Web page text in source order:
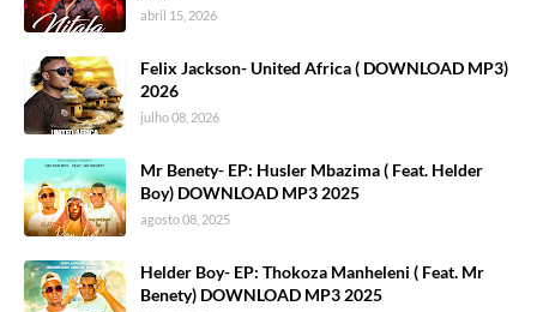
abril 15, 2026
Felix Jackson- United Africa ( DOWNLOAD MP3)
2026
julho 08, 2026
Mr Benety- EP: Husler Mbazima ( Feat. Helder
Boy) DOWNLOAD MP3 2025
agosto 08, 2025
Helder Boy- EP: Thokoza Manheleni ( Feat. Mr
Benety) DOWNLOAD MP3 2025